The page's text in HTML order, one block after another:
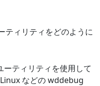
ィリティをどのように
ティリティを使用して
などの wddebug